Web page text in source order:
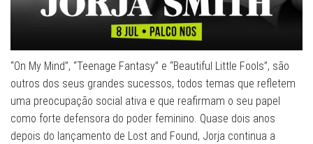
“On My Mind”, “Teenage Fantasy” e “Beautiful Little Fools”, são
outros dos seus grandes sucessos, todos temas que refletem
uma preocupação social ativa e que reafirmam o seu papel
como forte defensora do poder feminino. Quase dois anos
depois do lançamento de Lost and Found, Jorja continua a